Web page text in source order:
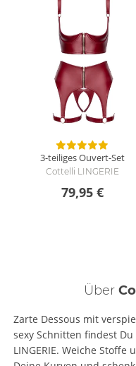
3-teiliges Ouvert-Set
Cottelli LINGERIE
79,95 €
Über
Zarte Dessous mit
sexy Schnitten findest
LINGERIE. Weiche Stoffe